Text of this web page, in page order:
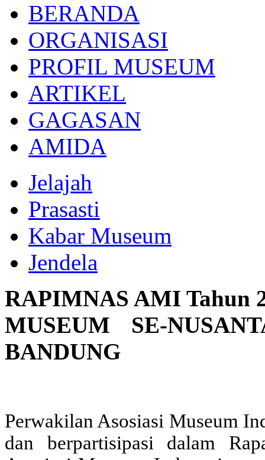
BERANDA
ORGANISASI
PROFIL MUSEUM
ARTIKEL
GAGASAN
AMIDA
Jelajah
Prasasti
Kabar Museum
Jendela
RAPIMNAS AMI Tahun
MUSEUM SE-
BANDUNG
Perwakilan Asosiasi Museum
dan berpartisipasi dalam